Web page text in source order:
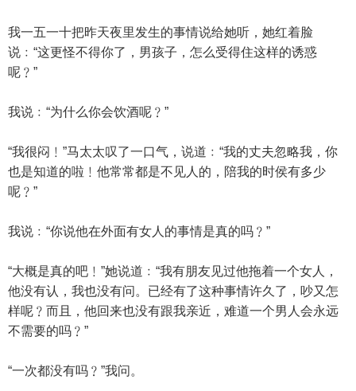
我一五一十把昨天夜里发生的事情说给她听，她红着脸
说﹕“这更怪不得你了，男孩子，怎么受得住这样的诱惑
呢﹖”
我说﹕“为什么你会饮酒呢﹖”
“我很闷﹗”马太太叹了一口气，说道﹕“我的丈夫忽略我，你
也是知道的啦﹗他常常都是不见人的，陪我的时侯有多少
呢﹖”
我说﹕“你说他在外面有女人的事情是真的吗﹖”
“大概是真的吧﹗”她说道﹕“我有朋友见过他拖着一个女人，
他没有认，我也没有问。已经有了这种事情许久了，吵又怎
样呢﹖而且，他回来也没有跟我亲近，难道一个男人会永远
不需要的吗﹖”
“一次都没有吗﹖”我问。